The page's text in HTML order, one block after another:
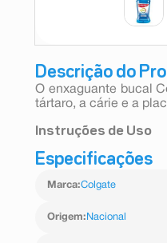
Descrição do
O enxaguante bucal
tártaro, a cárie e a
Instruções de Uso
Encha a tampa até
vezes por dia.
Especificações
Marca:Colgate
Origem: Nacional